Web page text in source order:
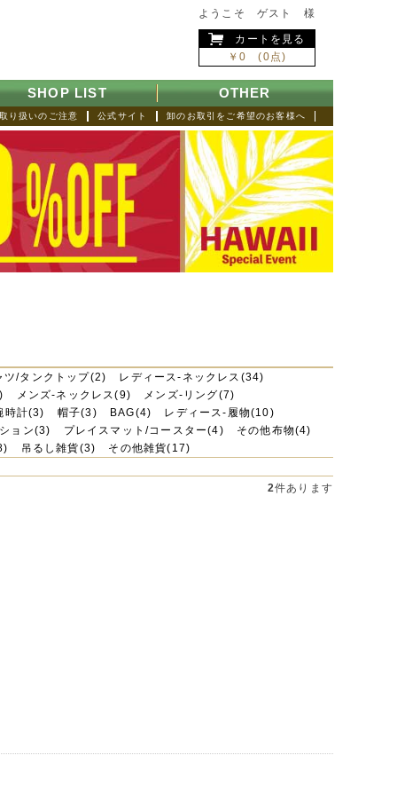
ようこそ ゲスト 様
カートを見る
￥0 (0点)
SHOP LIST OTHER
卸のお取引をご希望のお客様へ
公式サイト
り扱いのご注意
ツ/タンクトップ(2)
レディース-ネックレス(34)
メンズ-ネックレス(9)
メンズ-リング(7)
時計(3) 帽子(3) BAG(4)
レディース-履物(10)
ョン(3) プレイスマット/コースター(4)
その他布物(4)
吊るし雑貨(3)
その他雑貨(17)
2件あります